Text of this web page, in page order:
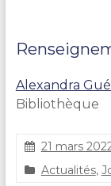
Alexandra
Bibliothèque
S
t
21 mars
Actualités,